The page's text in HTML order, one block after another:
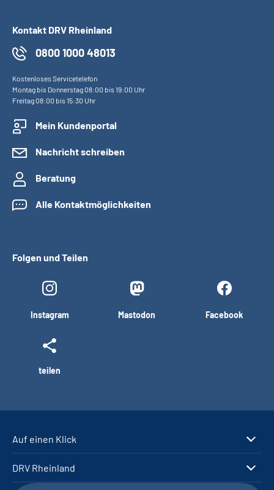
Kontakt DRV Rheinland
0800 1000 48013
Kostenloses Servicetelefon
Montag bis Donnerstag 08:00 bis 19:00 Uhr
Freitag 08:00 bis 15:30 Uhr
Mein Kundenportal
Nachricht schreiben
Beratung
Alle Kontaktmöglichkeiten
Folgen und Teilen
Instagram Mastodon Facebook
teilen
Auf einen Klick
DRV Rheinland